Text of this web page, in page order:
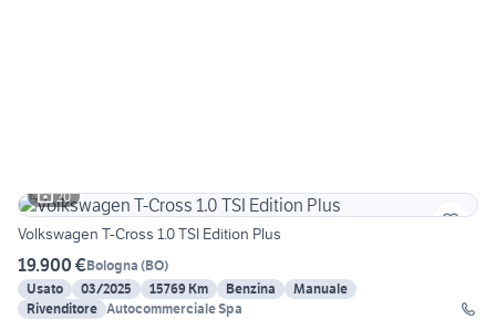
20
Volkswagen T-Cross 1.0 TSI Edition Plus
19.900 €Bologna (BO)
Usato
03/2025 15769 Km Benzina
Manuale
Rivenditore Autocommerciale Spa